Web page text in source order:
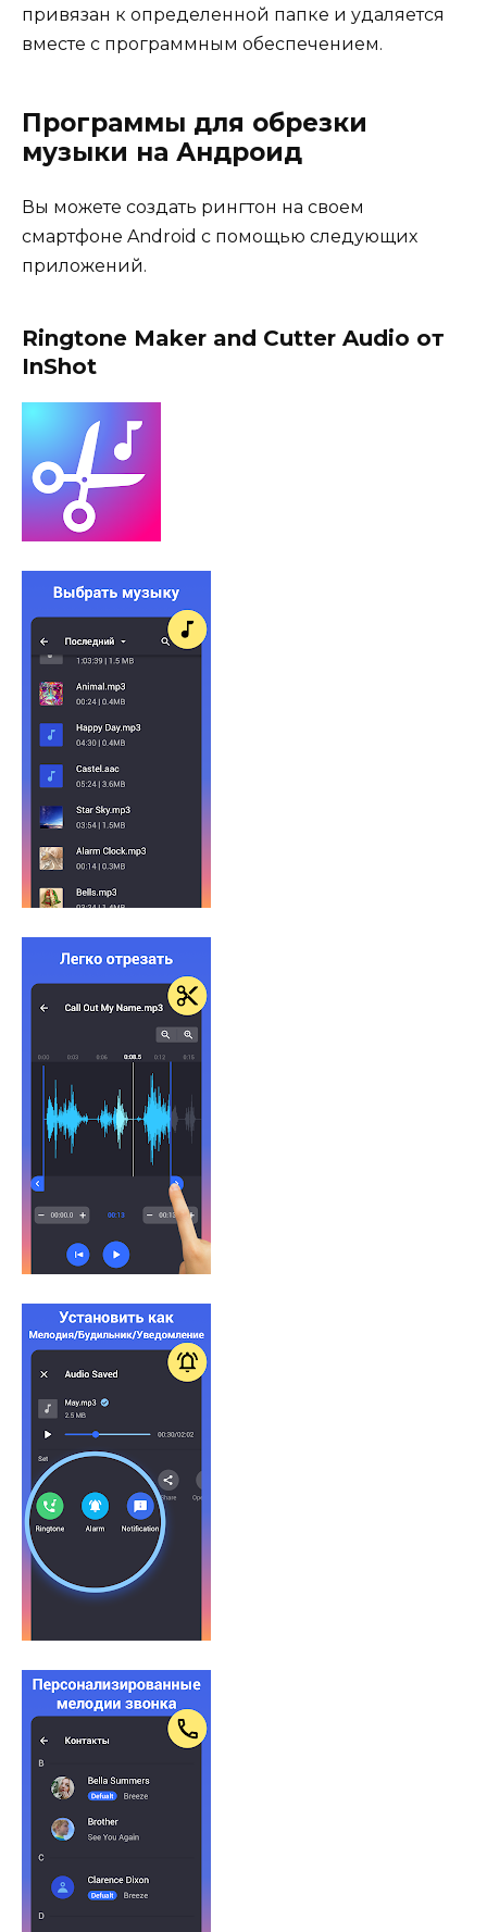
привязан к определенной папке и удаляется
вместе с программным обеспечением.
Программы для обрезки
музыки на Андроид
Вы можете создать рингтон на своем
смартфоне Android с помощью следующих
приложений.
Ringtone Maker and Cutter Audio от
InShot